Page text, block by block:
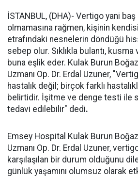
İSTANBUL, (DHA)- Vertigo yani
olmamasına rağmen, kişinin
etrafındaki nesnelerin döndüğü
sebep olur. Sıklıkla bulantı, kusma
buna eşlik eder. Kulak Burun Boğaz
Uzmanı Op. Dr. Erdal Uzuner,
hastalık değil; birçok farklı
belirtidir. İşitme ve denge testi ile
tedavi edilebilir" dedi.
Emsey Hospital Kulak Burun Boğaz
Uzmanı Op. Dr. Erdal Uzuner,
karşılaşılan bir durum olduğunu
günlük yaşamını olumsuz olarak